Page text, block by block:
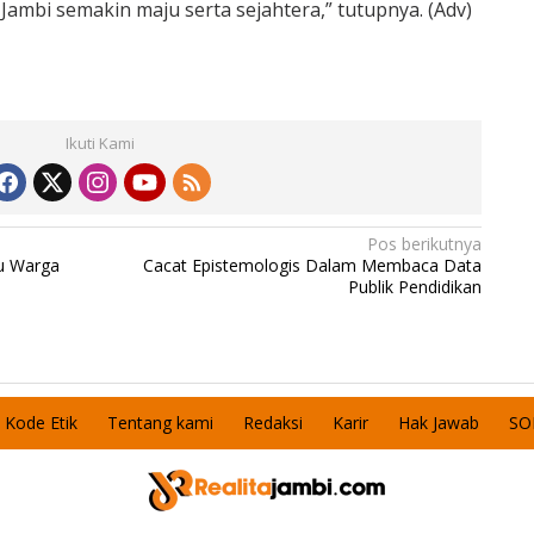
semakin maju serta sejahtera,” tutupnya. (Adv)
Ikuti Kami
Warga
Pos berikutnya
Cacat Epistemologis Dalam Membaca Data
Publik Pendidikan
Kode Etik Tentang kami Redaksi Karir Hak Jawab